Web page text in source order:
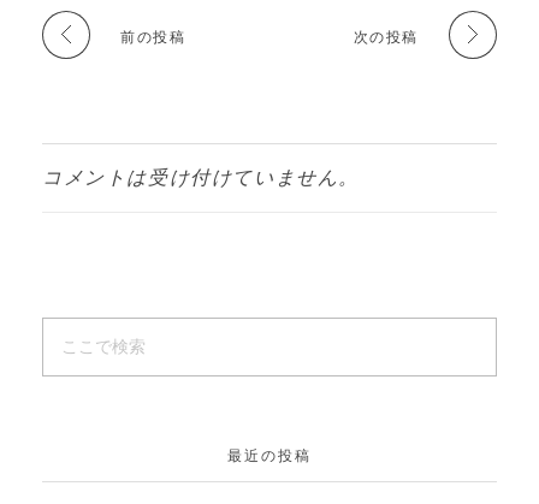
前の投稿 次の投稿
コメントは受け付けていません。
最近の投稿